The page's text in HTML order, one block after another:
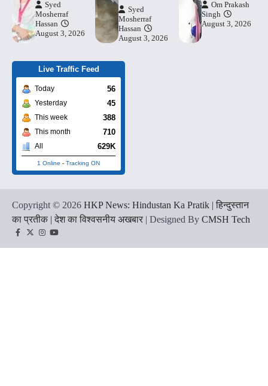
Syed
Mosherraf
Hassan
August 3, 2026
Syed
Mosherraf
Hassan
August 3, 2026
Om Prakash
Singh
August 3, 2026
Live Traffic Feed
Today 56
Yesterday 45
This week 388
This month 710
All 629K
1 Online - Tracking ON
Copyright © 2026 HKP News: Hindustan Ka Pratik | हिन्दुस्तान
का प्रतीक | देश का विश्वसनीय अखबार | Designed By CMSH Tech
Facebook
TwitterInstagram
YouTube